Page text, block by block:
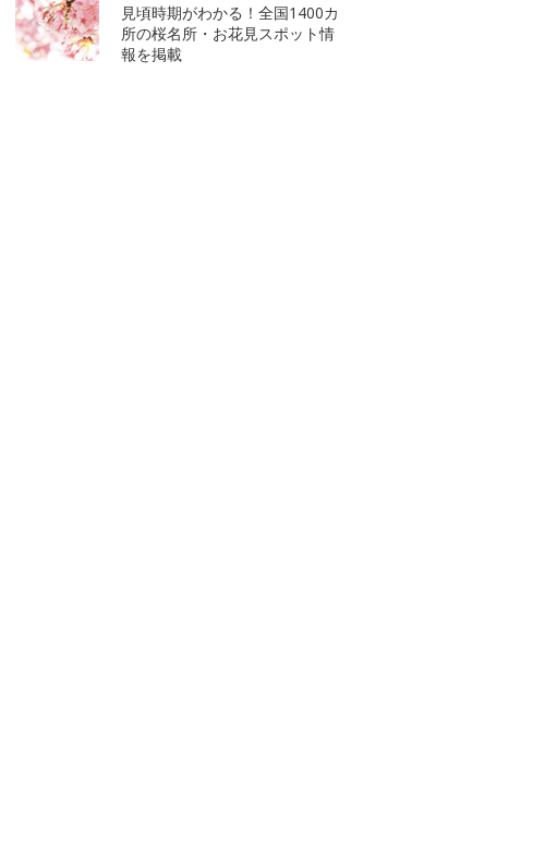
見頃時期がわかる！全国1400カ
所の桜名所・お花見スポット情
報を掲載